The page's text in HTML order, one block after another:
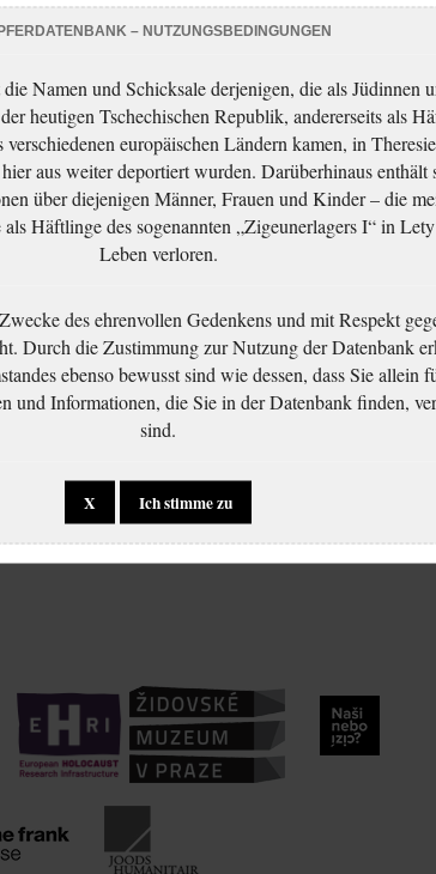
– NUTZUNGSBEDINGUNGEN
Namen und Schicksale derjenigen, die als Jüdinnen
heutigen Tschechischen Republik, andererseits als
verschiedenen europäischen Ländern kamen, in
aus weiter deportiert wurden. Darüberhinaus enthält
über diejenigen Männer, Frauen und Kinder – die
Häftlinge des sogenannten „Zigeunerlagers I“ in
Leben verloren.
des ehrenvollen Gedenkens und mit Respekt
Durch die Zustimmung zur Nutzung der Datenbank
ebenso bewusst sind wie dessen, dass Sie allein
und Informationen, die Sie in der Datenbank finden,
sind.
X Ich stimme zu